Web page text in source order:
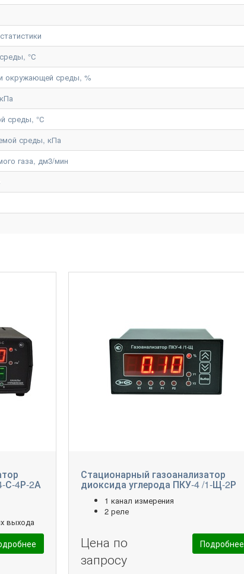
°С
окружающей среды, %
среды, °С
среды, кПа
газа, дм3/мин
С-4Р-2А
выхода
Стационарный газоанализатор
диоксида углерода ПКУ-4 /1-Щ-2Р
1 канал измерения
2 реле
Цена по
запросу
Подробнее